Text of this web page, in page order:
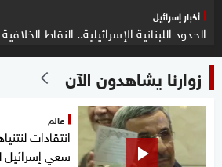
أخبار إسرائيل
الحدود اللبنانية الإسرائيلية.. النقاط الخلافية
زوارنا يشاهدون الآن
عالم
انتقادات
سعي إسرائيل